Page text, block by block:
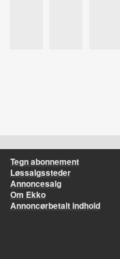
Tegn abonnement
Løssalgssteder
Annoncesalg
Om Ekko
Annoncørbetalt indhold